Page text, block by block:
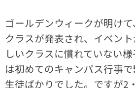
ゴールデンウィークが明け
クラスが発表され、イベン
しいクラスに慣れていない
は初めてのキャンパス行事
生徒ばかりでした。ですが2